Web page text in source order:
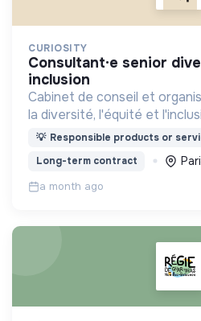
CURIOSITY
consultant·e senior diversité, équité &
inclusion
Cabinet de conseil et
la diversité, l'équité et
💡 Responsible products or
Long-term contract
a month ago